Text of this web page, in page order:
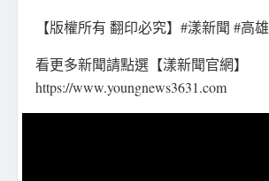
【版權所有 翻印必究】#漾新聞 #高雄
看更多新聞請點選【漾新聞官網】
https://www.youngnews3631.com⁠